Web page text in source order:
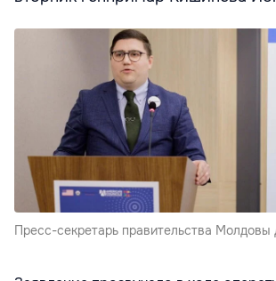
Пресс-секретарь правительства Молдовы